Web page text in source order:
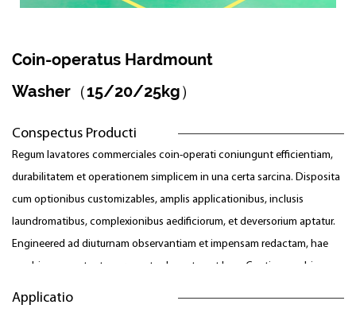
Coin-operatus Hardmount
Washer（15/20/25kg）
Conspectus Producti
Regum lavatores commerciales coin-operati coniungunt efficientiam,
durabilitatem et operationem simplicem in una certa sarcina. Disposita
cum optionibus customizables, amplis applicationibus, inclusis
laundromatibus, complexionibus aedificiorum, et deversorium aptatur.
Engineered ad diuturnam observantiam et impensam redactam, hae
machinae constantes proventus lavant post lava. Continge nobiscum
hodie ut aptam solutionem invenias pro lauandi necessitatibus tuis!
Applicatio